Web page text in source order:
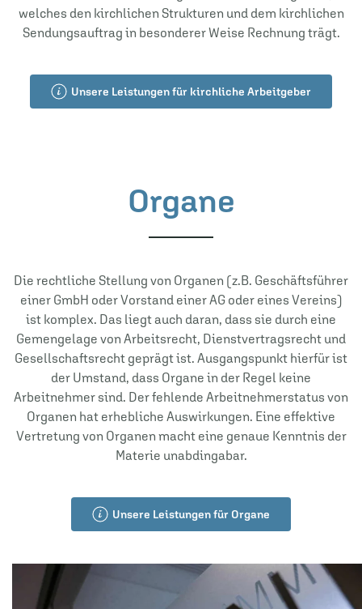
welches den kirchlichen Strukturen und dem kirchlichen
Sendungsauftrag in besonderer Weise Rechnung trägt.
Unsere Leistungen für kirchliche Arbeitgeber
Organe
Die rechtliche Stellung von Organen (z.B. Geschäftsführer
einer GmbH oder Vorstand einer AG oder eines Vereins)
ist komplex. Das liegt auch daran, dass sie durch eine
Gemengelage von Arbeitsrecht, Dienstvertragsrecht und
Gesellschaftsrecht geprägt ist. Ausgangspunkt hierfür ist
der Umstand, dass Organe in der Regel keine
Arbeitnehmer sind. Der fehlende Arbeitnehmerstatus von
Organen hat erhebliche Auswirkungen. Eine effektive
Vertretung von Organen macht eine genaue Kenntnis der
Materie unabdingabar.
Unsere Leistungen für Organe